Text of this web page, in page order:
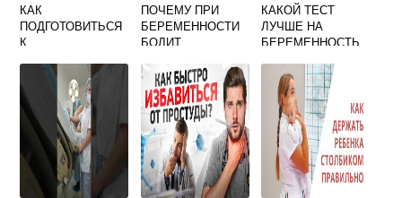
КАК
ПОДГОТОВИТЬСЯ
К
ПОСЛЕ 40
ПОЧЕМУ ПРИ
БЕРЕМЕННОСТИ
БОЛИТ
КАКОЙ ТЕСТ
ЛУЧШЕ НА
БЕРЕМЕННОСТЬ